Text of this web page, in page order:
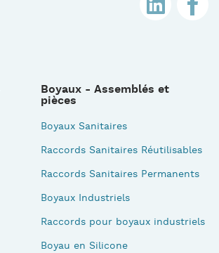
Boyaux - Assemblés et
pièces
Boyaux Sanitaires
Raccords Sanitaires Réutilisables
Raccords Sanitaires Permanents
Boyaux Industriels
Raccords pour boyaux industriels
Boyau en Silicone